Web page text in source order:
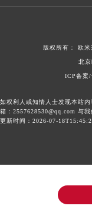
版权所有： 欧米
北京
ICP备案/
如权利人或知情人士发现本站
箱：2557628530@qq.com 与
更新时间：2026-07-